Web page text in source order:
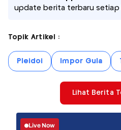
update berita terbaru setiap
Topik Artikel :
Pleidoi Impor Gula
Lihat Berita
Live Now